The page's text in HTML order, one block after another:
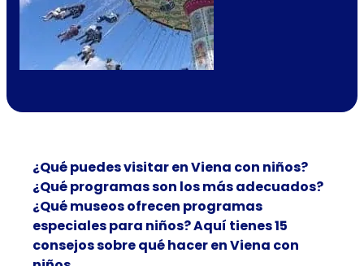
¿Qué puedes visitar en Viena con niños?
¿Qué programas son los más adecuados?
¿Qué museos ofrecen programas
especiales para niños? Aquí tienes 15
consejos sobre qué hacer en Viena con